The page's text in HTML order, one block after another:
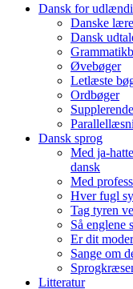
Dansk for
Danske
Dansk
Øvebøger
Letlæste
Ordbøger
Dansk sprog
Med ja-
dansk
Med
Hver fugl
Tag tyren
Så englene
Er dit
Sange om
Litteratur